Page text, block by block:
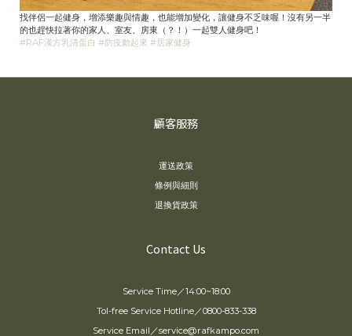
找伴侶一起健身，增添樂趣與情趣，也能增加變化，讓健身不乏味喔！沒有另一半
的也趕快拉著你的家人、室友、房東（？！）一起雙人健身吧！
#RAF漢方乳清蛋白 #防疫動起來 #居家健身
顧客服務
運送政策
條例與細則
退換貨政策
Contact Us
Service Time／14:00~18:00
Tol-free Service Hotline／0800-833-338
Service Email／service@rafkampo.com